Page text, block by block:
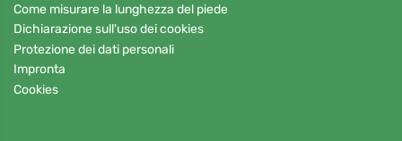
Come misurare la lunghezza del piede
Dichiarazione sull'uso dei cookies
Protezione dei dati personali
Impronta
Cookies